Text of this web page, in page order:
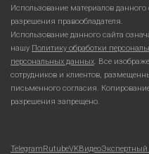
Использование материалов
разрешения правообладателя.
Использование данного сайта
нашу Политику обработки
персональных данных. Все
сотрудников и клиентов,
письменного согласия.
разрешения запрещено.
TelegramRutubeVKВидеоЭкспертный